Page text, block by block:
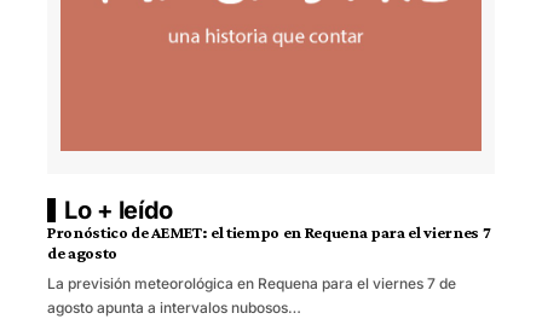
Lo + leído
Pronóstico de AEMET: el tiempo en Requena para el viernes 7
de agosto
La previsión meteorológica en Requena para el viernes 7 de
agosto apunta a intervalos nubosos…